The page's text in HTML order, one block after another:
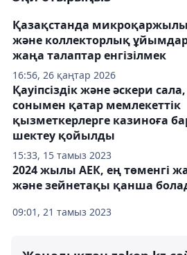
16:56, 26 қаңтар 2026
Қазақстанда
және коллекторлық
жаңа талаптар енгізілмек
15:33, 15 тамыз 2023
Қауіпсіздік және әскери cала,
сонымен қатар мемлекеттік
қызметкерлерге казиноға
шектеу қойылды
09:01, 21 тамыз 2023
2024 жылы АЕК, ең төменгі
және зейнетақы қанша